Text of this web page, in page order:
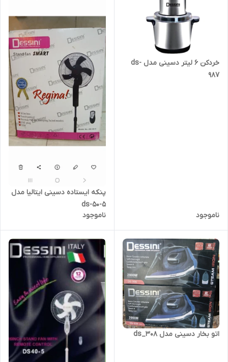
خردکن ۶ لیتر دسینی مدل ds-
987
ناموجود
پنکه ایستاده دسینی ایتالیا مدل
ds-50-5
ناموجود
اتو بخار دسینی مدل ds_308